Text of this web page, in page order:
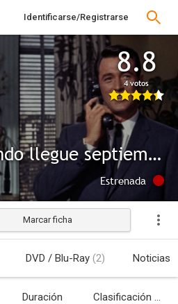
Identificarse/Registrarse
8.8
4 votos
Cuando llegue septiembre
Estrenada
Marcar ficha
DVD / Blu-Ray (2) Noticias
Duración Clasificación por edades